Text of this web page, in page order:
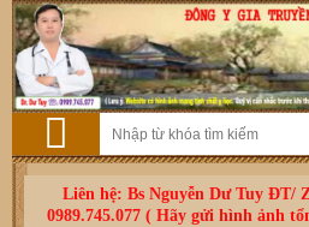
Liên hệ: Bs Nguyễn Dư Tuy ĐT/
0989.745.077 ( Hãy gửi hình ảnh